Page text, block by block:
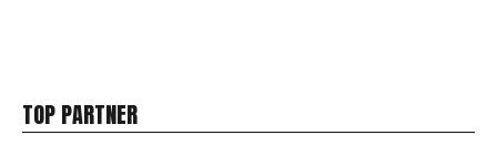
TOP PARTNER